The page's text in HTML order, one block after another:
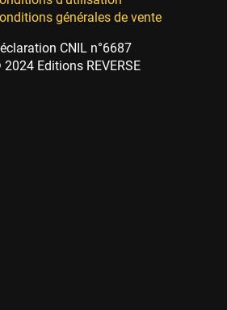
générales de vente
CNIL n°6687
Editions REVERSE